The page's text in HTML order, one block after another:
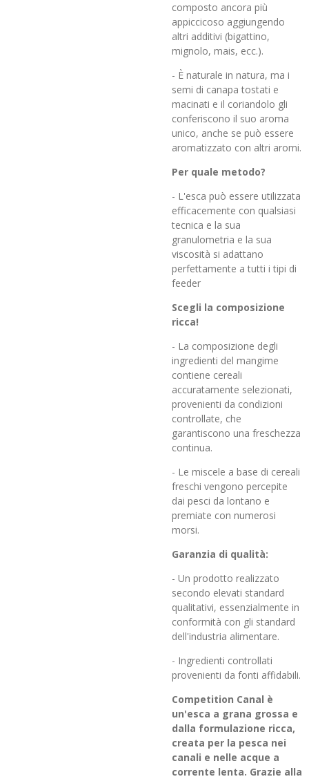
composto ancora più
appiccicoso aggiungendo
altri additivi (bigattino,
mignolo, mais, ecc.).
- È naturale in natura, ma i
semi di canapa tostati e
macinati e il coriandolo gli
conferiscono il suo aroma
unico, anche se può essere
aromatizzato con altri aromi.
Per quale metodo?
- L'esca può essere utilizzata
efficacemente con qualsiasi
tecnica e la sua
granulometria e la sua
viscosità si adattano
perfettamente a tutti i tipi di
feeder
Scegli la composizione
ricca!
- La composizione degli
ingredienti del mangime
contiene cereali
accuratamente selezionati,
provenienti da condizioni
controllate, che
garantiscono una freschezza
continua.
- Le miscele a base di cereali
freschi vengono percepite
dai pesci da lontano e
premiate con numerosi
morsi.
Garanzia di qualità:
- Un prodotto realizzato
secondo elevati standard
qualitativi, essenzialmente in
conformità con gli standard
dell'industria alimentare.
- Ingredienti controllati
provenienti da fonti affidabili.
Competition Canal è
un'esca a grana grossa e
dalla formulazione ricca,
creata per la pesca nei
canali e nelle acque a
corrente lenta. Grazie alla